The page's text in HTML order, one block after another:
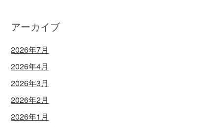
アーカイブ
2026年7月
2026年4月
2026年3月
2026年2月
2026年1月